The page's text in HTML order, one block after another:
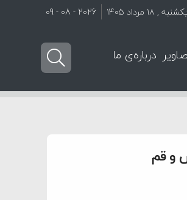
یکشنبه , ۱۸ مرداد ۱۴۰۵ 2026 - 08 - 09
درباره‌ی ما